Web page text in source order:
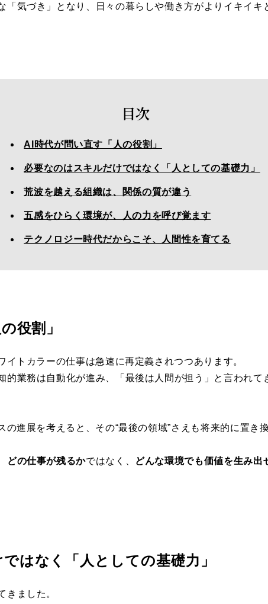
「気づき」となり、日々の暮らしや働き方がよりイキイ
目次
AI時代が問い直す「人の役割」
必要なのはスキルだけではなく「人としての基礎力」
荒波を越える組織は、関係の質が違う
五感をひらく環境が、人の力を呼び覚ます
テクノロジー時代だからこそ、人間性を育てる
役割」
トカラーの仕事は急速に再定義されつつあります。
的業務は自動化が進み、「最後は人間が担う」と言われ
の進展を考えると、その“最後の領域”さえも将来的に置き
どの仕事が残るかではなく、
どんな環境でも価値を生み出
はなく「人としての基礎力」
きました。